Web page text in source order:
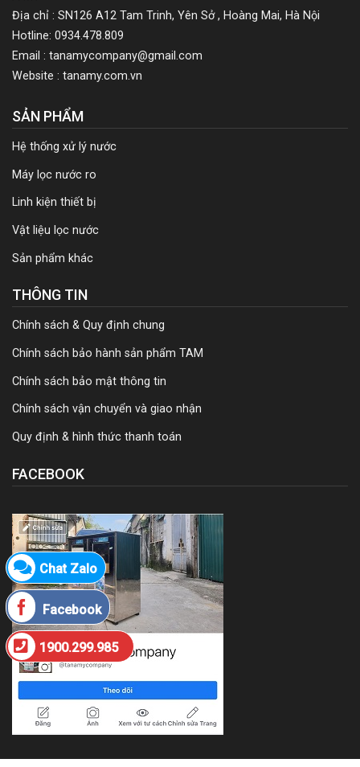
Địa chỉ : SN126 A12 Tam Trinh, Yên Sở , Hoàng Mai, Hà Nội
Hotline: 0934.478.809
Email : tanamycompany@gmail.com
Website : tanamy.com.vn
SẢN PHẨM
Hệ thống xử lý nước
Máy lọc nước ro
Linh kiện thiết bị
Vật liệu lọc nước
Sản phẩm khác
THÔNG TIN
Chính sách & Quy định chung
Chính sách bảo hành sản phẩm TAM
Chính sách bảo mật thông tin
Chính sách vận chuyển và giao nhận
Quy định & hình thức thanh toán
FACEBOOK
Chat Zalo
Facebook
1900.299.985